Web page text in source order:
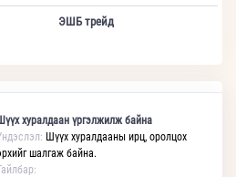
ЭШБ трейд
хуралдаан үргэлжилж байна
Шүүх хуралдааны ирц, оролцох
шалгаж байна.